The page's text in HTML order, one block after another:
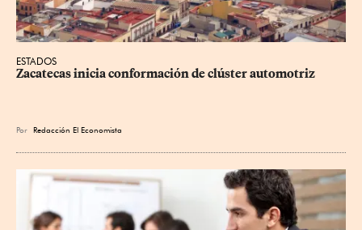
ESTADOS
Zacatecas inicia conformación de clúster automotriz
Por Redacción El Economista